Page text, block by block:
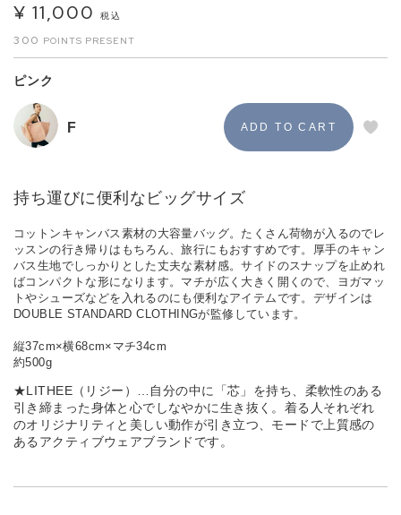
¥ 11,000 税込
300
ピンク
F
持ち運びに便利なビッグサイズ
コットンキャンバス素材の大容量バッグ。たくさん荷物が入るのでレ
ッスンの行き帰りはもちろん、旅行にもおすすめです。厚手のキャン
バス生地でしっかりとした丈夫な素材感。サイドのスナップを止めれ
ばコンパクトな形になります。マチが広く大きく開くので、ヨガマッ
トやシューズなどを入れるのにも便利なアイテムです。デザインは
DOUBLE STANDARD CLOTHINGが監修しています。
縦37cm×横68cm×マチ34cm
約500g
★LITHEE（リジー）…自分の中に「芯」を持ち、柔軟性のある
引き締まった身体と心でしなやかに生き抜く。着る人それぞれ
のオリジナリティと美しい動作が引き立つ、モードで上質感の
あるアクティブウェアブランドです。